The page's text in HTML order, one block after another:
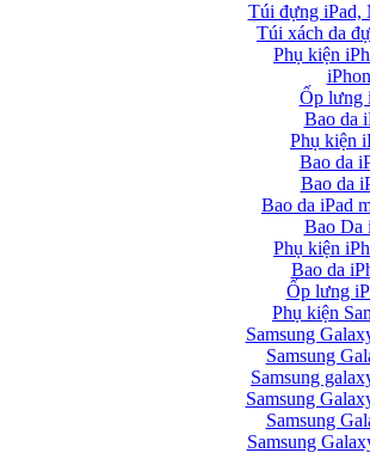
Bao da iPad Air chính hãng Hoco
Bao da iPad Air cao cấp Baseus
Túi đựng iPad,
Túi xách da
Phụ kiện
Ốp lưng
Bao da
Phụ kiện
Bao da
Bao da
Bao da iPad
Bao Da
Phụ kiện
Bao da
Ốp lưng
Phụ kiện
Samsung
Samsung
Samsung
Samsung
Samsung
Samsung